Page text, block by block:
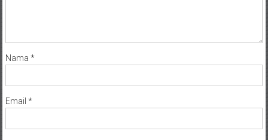
Nama *
Email *